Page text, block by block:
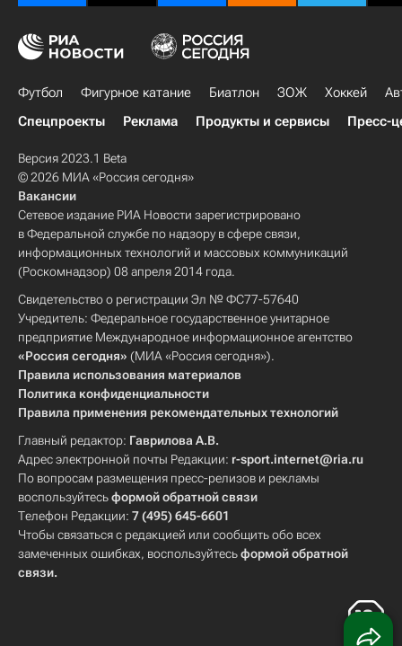
Футбол Фигурное катание Биатлон ЗОЖ Хоккей
Спецпроекты
Реклама Продукты и сервисы Пресс-
Версия 2023.1 Beta
© 2026 МИА «Россия сегодня»
Вакансии
Сетевое издание РИА Новости зарегистрировано
в Федеральной службе по надзору в сфере связи,
информационных технологий и массовых коммуникаций
(Роскомнадзор) 08 апреля 2014 года.
Свидетельство о регистрации Эл № ФС77-57640
Учредитель: Федеральное государственное унитарное
предприятие Международное информационное агентство
«Россия сегодня» (МИА «Россия сегодня»).
Правила использования материалов
Политика конфиденциальности
Правила применения рекомендательных технологий
Главный редактор: Гаврилова А.В.
Адрес электронной почты Редакции: r-sport.internet@ria.ru
По вопросам размещения пресс-релизов и рекламы
воспользуйтесьформой обратной связи
Телефон Редакции: 7 (495) 645-6601
Чтобы связаться с редакцией или сообщить обо всех
замеченных ошибках, воспользуйтесьформой обратной
связи.